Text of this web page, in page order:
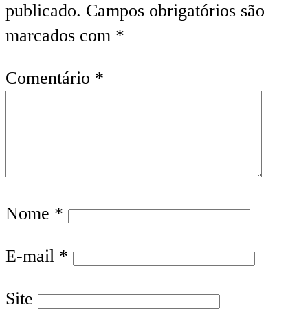
publicado. Campos obrigatórios são
marcados com *
Comentário *
Nome *
E-mail *
Site